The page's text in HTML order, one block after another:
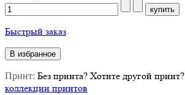
Быстрый заказ
В избранное
Принт: Без принта? Хотите другой принт?
коллекции принтов